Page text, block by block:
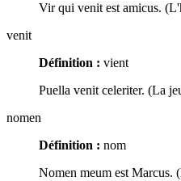
Vir qui venit est amicus.
venit
Définition : vient
Puella venit celeriter. (La
nomen
Définition : nom
Nomen meum est Marcus.